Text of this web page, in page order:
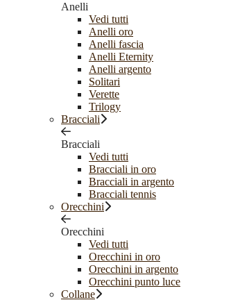
Anelli
Vedi tutti
Anelli oro
Anelli fascia
Anelli Eternity
Anelli argento
Solitari
Verette
Trilogy
Bracciali
Bracciali
Vedi tutti
Bracciali in oro
Bracciali in argento
Bracciali tennis
Orecchini
Orecchini
Vedi tutti
Orecchini in oro
Orecchini in argento
Orecchini punto luce
Collane